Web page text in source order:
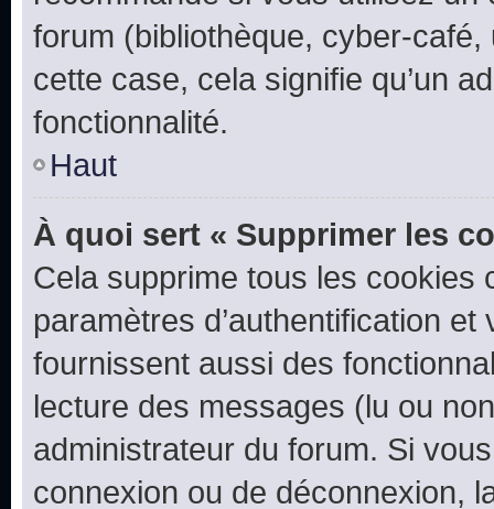
forum (bibliothèque, cyber-
cette case, cela signifie qu’un
fonctionnalité.
Haut
À quoi sert « Supprimer les
Cela supprime tous les cookies
paramètres d’authentification
fournissent aussi des
lecture des messages (lu ou
administrateur du forum. Si
connexion ou de déconnexion,